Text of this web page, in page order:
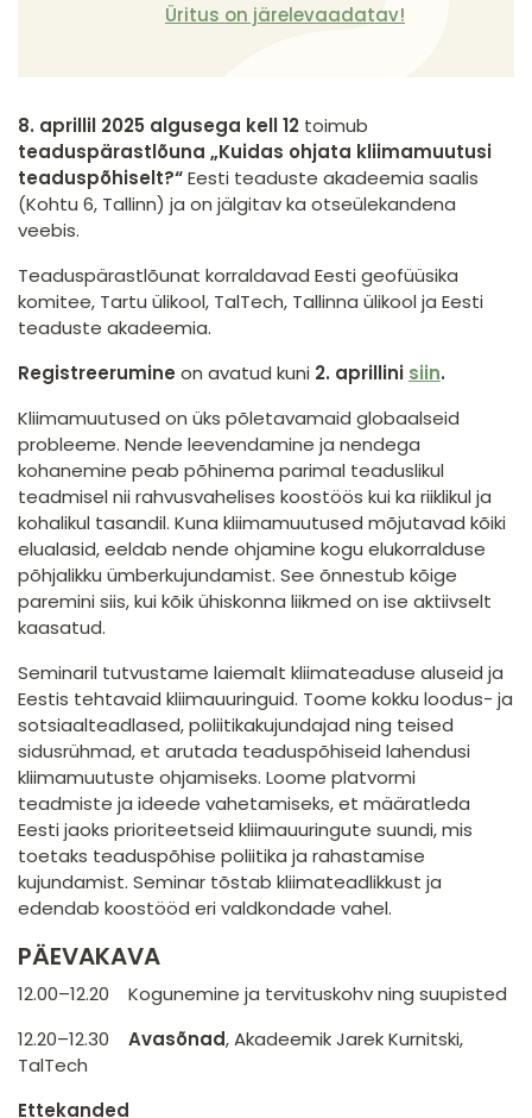
Üritus on järelevaadatav!
8. aprillil 2025 algusega kell 12 toimub
teaduspärastlõuna „Kuidas ohjata kliimamuutusi
teaduspõhiselt?“Eesti teaduste akadeemia saalis
(Kohtu 6, Tallinn) ja on jälgitav ka otseülekandena
veebis.
Teaduspärastlõunat korraldavad Eesti geofüüsika
komitee, Tartu ülikool, TalTech, Tallinna ülikool ja Eesti
teaduste akadeemia.
Registreerumine on avatud kuni 2. aprillini siin.
Kliimamuutused on üks põletavamaid globaalseid
probleeme. Nende leevendamine ja nendega
kohanemine peab põhinema parimal teaduslikul
teadmisel nii rahvusvahelises koostöös kui ka riiklikul ja
kohalikul tasandil. Kuna kliimamuutused mõjutavad kõiki
elualasid, eeldab nende ohjamine kogu elukorralduse
põhjalikku ümberkujundamist. See õnnestub kõige
paremini siis, kui kõik ühiskonna liikmed on ise aktiivselt
kaasatud.
Seminaril tutvustame laiemalt kliimateaduse aluseid ja
Eestis tehtavaid kliimauuringuid. Toome kokku loodus- ja
sotsiaalteadlased, poliitikakujundajad ning teised
sidusrühmad, et arutada teaduspõhiseid lahendusi
kliimamuutuste ohjamiseks. Loome platvormi
teadmiste ja ideede vahetamiseks, et määratleda
Eesti jaoks prioriteetseid kliimauuringute suundi, mis
toetaks teaduspõhise poliitika ja rahastamise
kujundamist. Seminar tõstab kliimateadlikkust ja
edendab koostööd eri valdkondade vahel.
PÄEVAKAVA
12.00–12.20 Kogunemine ja tervituskohv ning suupisted
12.20–12.30 Avasõnad, Akadeemik Jarek Kurnitski,
TalTech
Ettekanded